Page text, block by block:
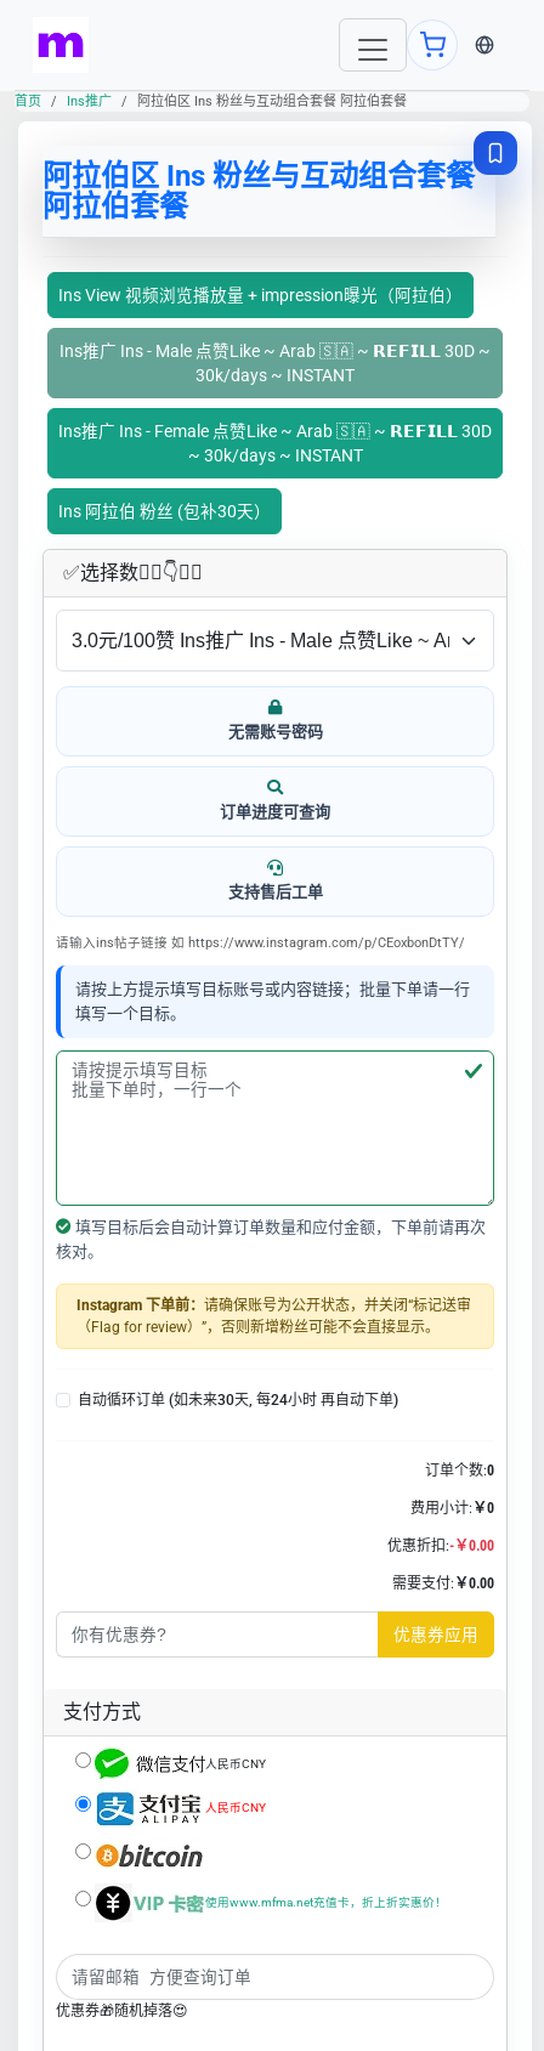
当前语
首页 Ins推广 阿拉伯区 Ins 粉丝与互动组合套餐 阿拉伯套餐
阿拉伯区 Ins 粉丝与互动组合套餐
阿拉伯套餐
Ins View 视频浏览播放量 + impression曝光（阿拉伯）
Ins推广 Ins - Male 点赞Like ~ Arab 🇸🇦 ~ 𝗥𝗘𝗙𝗜𝗟𝗟 30D ~
30k/days ~ INSTANT
Ins推广 Ins - Female 点赞Like ~ Arab 🇸🇦 ~ 𝗥𝗘𝗙𝗜𝗟𝗟 30D
~ 30k/days ~ INSTANT
Ins 阿拉伯 粉丝 (包补30天）
✅​选择数👇🏻​​👇👇🏻​​
无需账号密码
订单进度可查询
支持售后工单
请输入ins帖子链接 如 https://www.instagram.com/p/CEoxbonDtTY/
请按上方提示填写目标账号或内容链接；批量下单请一行
填写一个目标。
填写目标后会自动计算订单数量和应付金额，下单前请再次
核对。
Instagram 下单前： 请确保账号为公开状态，并关闭“标记送审
（Flag for review）”，否则新增粉丝可能不会直接显示。
自动循环订单 (如未来30天, 每24小时 再自动下单)
订单个数:0
费用小计: ￥0
优惠折扣:-￥0.00
需要支付: ￥0.00
优惠券应用
支付方式
人民币CNY
人民币CNY
使用www.mfma.net充值卡，折上折实惠价！
优惠券🎁随机掉落😍